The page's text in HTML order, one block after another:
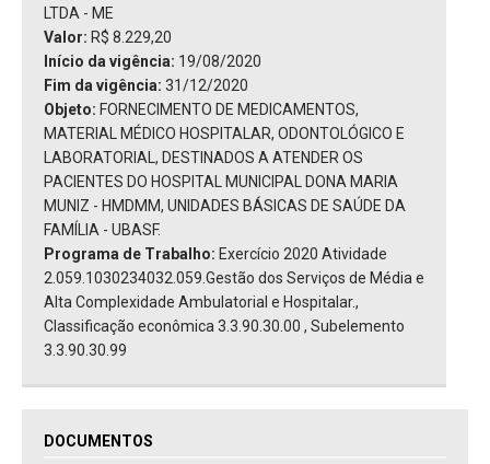
LTDA - ME
Valor: R$ 8.229,20
Início da vigência: 19/08/2020
Fim da vigência: 31/12/2020
Objeto: FORNECIMENTO DE MEDICAMENTOS,
MATERIAL MÉDICO HOSPITALAR, ODONTOLÓGICO E
LABORATORIAL, DESTINADOS A ATENDER OS
PACIENTES DO HOSPITAL MUNICIPAL DONA MARIA
MUNIZ - HMDMM, UNIDADES BÁSICAS DE SAÚDE DA
FAMÍLIA - UBASF.
Programa de Trabalho: Exercício 2020 Atividade
2.059.1030234032.059.Gestão dos Serviços de Média e
Alta Complexidade Ambulatorial e Hospitalar.,
Classificação econômica 3.3.90.30.00 , Subelemento
3.3.90.30.99
DOCUMENTOS